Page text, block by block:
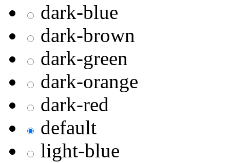
dark-blue
dark-brown
dark-green
dark-orange
dark-red
default
light-blue